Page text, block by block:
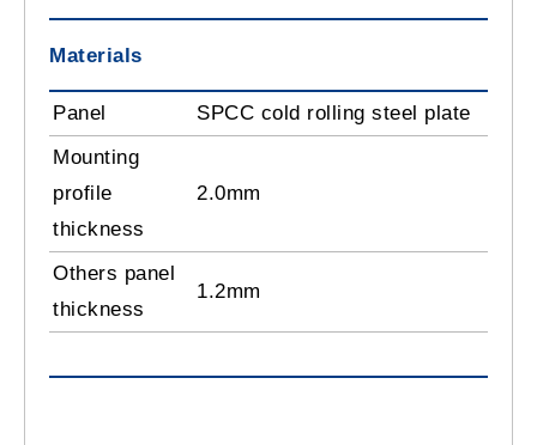
Materials
Panel
SPCC cold rolling steel plate
Mounting
profile
thickness
2.0mm
Others panel
thickness
1.2mm